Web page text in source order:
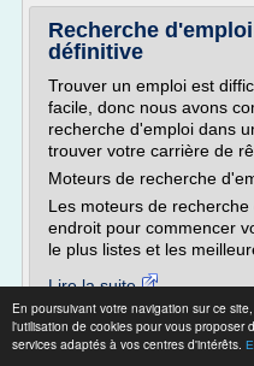
En poursuivant votre navigation sur ce
l'utilisation de cookies pour vous proposer
services adaptés à vos centres d'intérêts.
Recherche
définitive
Trouver un emploi est
facile, donc nous avons
recherche d'emploi dans
trouver votre carrière de
Moteurs de recherche
Les moteurs de
endroit pour commencer
le plus listes et les
Lire la suite
Date:2017-08-30
Site :https://